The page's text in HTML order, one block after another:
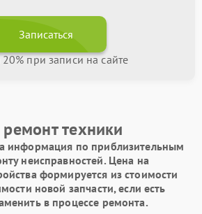
Записаться
при записи на сайте
техники
информация по приблизительным
неисправностей. Цена на
формируется из стоимости
новой запчасти, если есть
в процессе ремонта.